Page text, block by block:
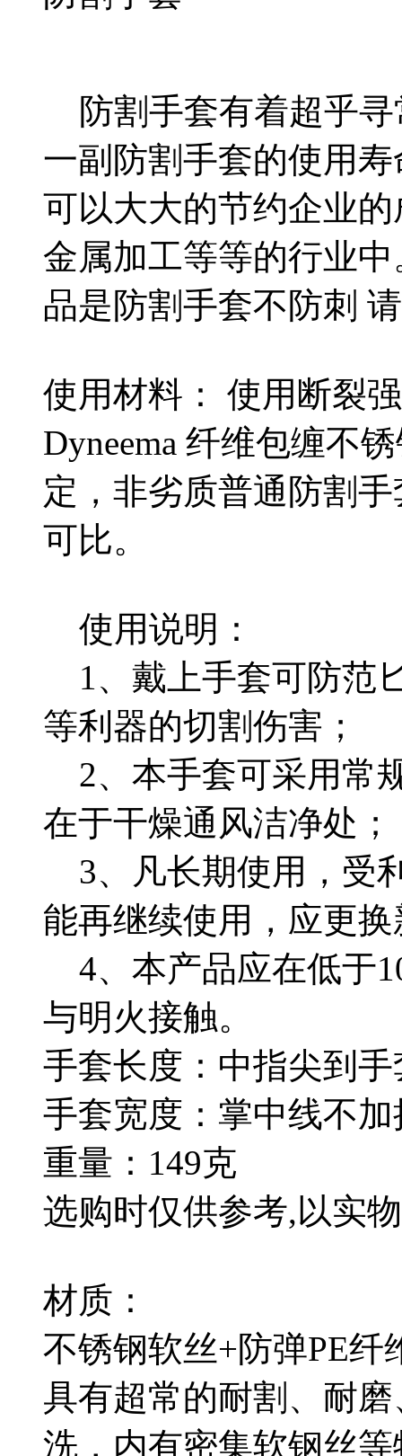
防割手套有着超乎寻
一副防割手套的使用
可以大大的节约企业
金属加工等等的行业
品是防割手套不防刺
使用材料： 使用断裂
Dyneema 纤维包缠不
定，非劣质普通防割
可比。
使用说明：
1、戴上手套可防范
等利器的切割伤害；
2、本手套可采用常
在于干燥通风洁净处；
3、凡长期使用，受
能再继续使用，应更
4、本产品应在低于
与明火接触。
手套长度：中指尖到
手套宽度：掌中线不
重量：149克
选购时仅供参考,以实
材质：
不锈钢软丝+防弹PE
具有超常的耐割、耐
洗，内有密集软钢丝